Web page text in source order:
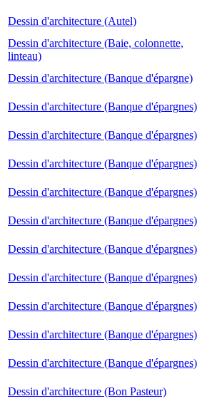
Dessin d'architecture (Autel)
Dessin d'architecture (Baie, colonnette,
linteau)
Dessin d'architecture (Banque d'épargne)
Dessin d'architecture (Banque d'épargnes)
Dessin d'architecture (Banque d'épargnes)
Dessin d'architecture (Banque d'épargnes)
Dessin d'architecture (Banque d'épargnes)
Dessin d'architecture (Banque d'épargnes)
Dessin d'architecture (Banque d'épargnes)
Dessin d'architecture (Banque d'épargnes)
Dessin d'architecture (Banque d'épargnes)
Dessin d'architecture (Banque d'épargnes)
Dessin d'architecture (Banque d'épargnes)
Dessin d'architecture (Bon Pasteur)